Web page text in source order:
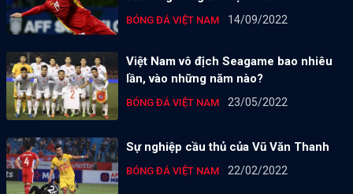
BÓNG ĐÁ VIỆT NAM 14/09/2022
Việt Nam vô địch Seagame bao nhiêu
lần, vào những năm nào?
BÓNG ĐÁ VIỆT NAM 23/05/2022
Sự nghiệp cầu thủ của Vũ Văn Thanh
BÓNG ĐÁ VIỆT NAM 22/02/2022